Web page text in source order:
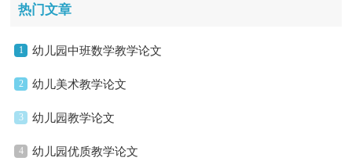
热门文章
1 幼儿园中班数学教学论文
2 幼儿美术教学论文
3 幼儿园教学论文
4 幼儿园优质教学论文